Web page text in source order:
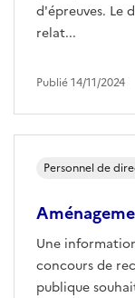
d'épreuves. Le
relat...
Publié 14/11/2024
Une
concours de
publique
Personnel de